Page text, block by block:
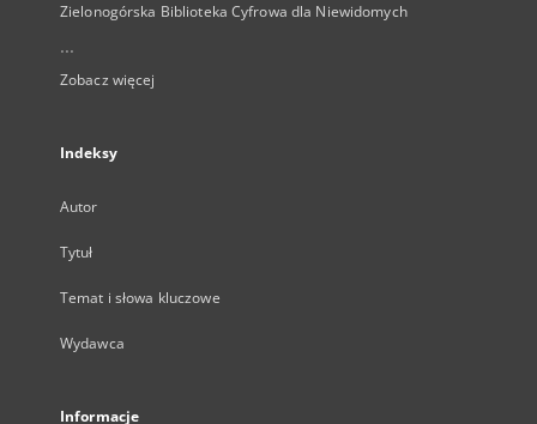
Zielonogórska Biblioteka Cyfrowa dla Niewidomych
...
Zobacz więcej
Indeksy
Autor
Tytuł
Temat i słowa kluczowe
Wydawca
Informacje